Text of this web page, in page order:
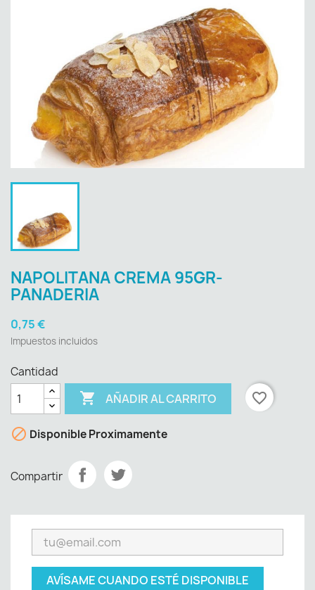
NAPOLITANA CREMA 95GR-
PANADERIA
0,75 €
Impuestos incluidos
Cantidad
 AÑADIR AL CARRITO favorite_border
 Disponible Proximamente
Compartir
AVÍSAME CUANDO ESTÉ DISPONIBLE